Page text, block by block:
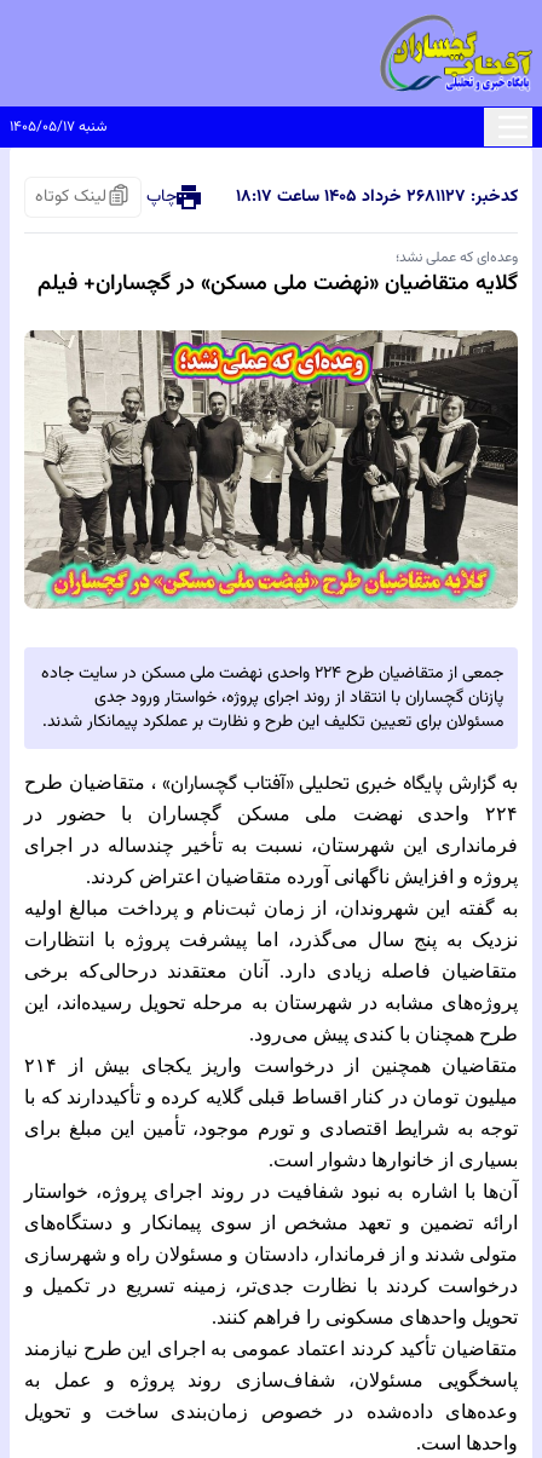
شنبه ۱۴۰۵/۰۵/۱۷
کدخبر: ۸۱۱۲۷ ۲۶ خرداد ۱۴۰۵ ساعت ۱۸:۱۷ چاپ لینک کوتاه
وعده‌ای که عملی نشد؛
گلایه متقاضیان «نهضت ملی مسکن» در گچساران+ فیلم
جمعی از متقاضیان طرح ۲۲۴ واحدی نهضت ملی مسکن در سایت جاده
پازنان گچساران با انتقاد از روند اجرای پروژه، خواستار ورود جدی
مسئولان برای تعیین تکلیف این طرح و نظارت بر عملکرد پیمانکار شدند.
به گزارش پایگاه خبری تحلیلی‌«آفتاب گچساران» ، متقاضیان طرح
۲۲۴ واحدی نهضت ملی مسکن گچساران با حضور در
فرمانداری این شهرستان، نسبت به تأخیر چندساله در اجرای
پروژه و افزایش ناگهانی آورده متقاضیان اعتراض کردند.
به گفته این شهروندان، از زمان ثبت‌نام و پرداخت مبالغ اولیه
نزدیک به پنج سال می‌گذرد، اما پیشرفت پروژه با انتظارات
متقاضیان فاصله زیادی دارد. آنان معتقدند درحالی‌که برخی
پروژه‌های مشابه در شهرستان به مرحله تحویل رسیده‌اند، این
طرح همچنان با کندی پیش می‌رود.
متقاضیان همچنین از درخواست واریز یکجای بیش از ۲۱۴
میلیون تومان در کنار اقساط قبلی گلایه کرده و تأکیددارند که با
توجه به شرایط اقتصادی و تورم موجود، تأمین این مبلغ برای
بسیاری از خانوارها دشوار است.
آن‌ها با اشاره به نبود شفافیت در روند اجرای پروژه، خواستار
ارائه تضمین و تعهد مشخص از سوی پیمانکار و دستگاه‌های
متولی شدند و از فرماندار، دادستان و مسئولان راه و شهرسازی
درخواست کردند با نظارت جدی‌تر، زمینه تسریع در تکمیل و
تحویل واحدهای مسکونی را فراهم کنند.
متقاضیان تأکید کردند اعتماد عمومی به اجرای این طرح نیازمند
پاسخگویی مسئولان، شفاف‌سازی روند پروژه و عمل به
وعده‌های داده‌شده در خصوص زمان‌بندی ساخت و تحویل
واحدها است.